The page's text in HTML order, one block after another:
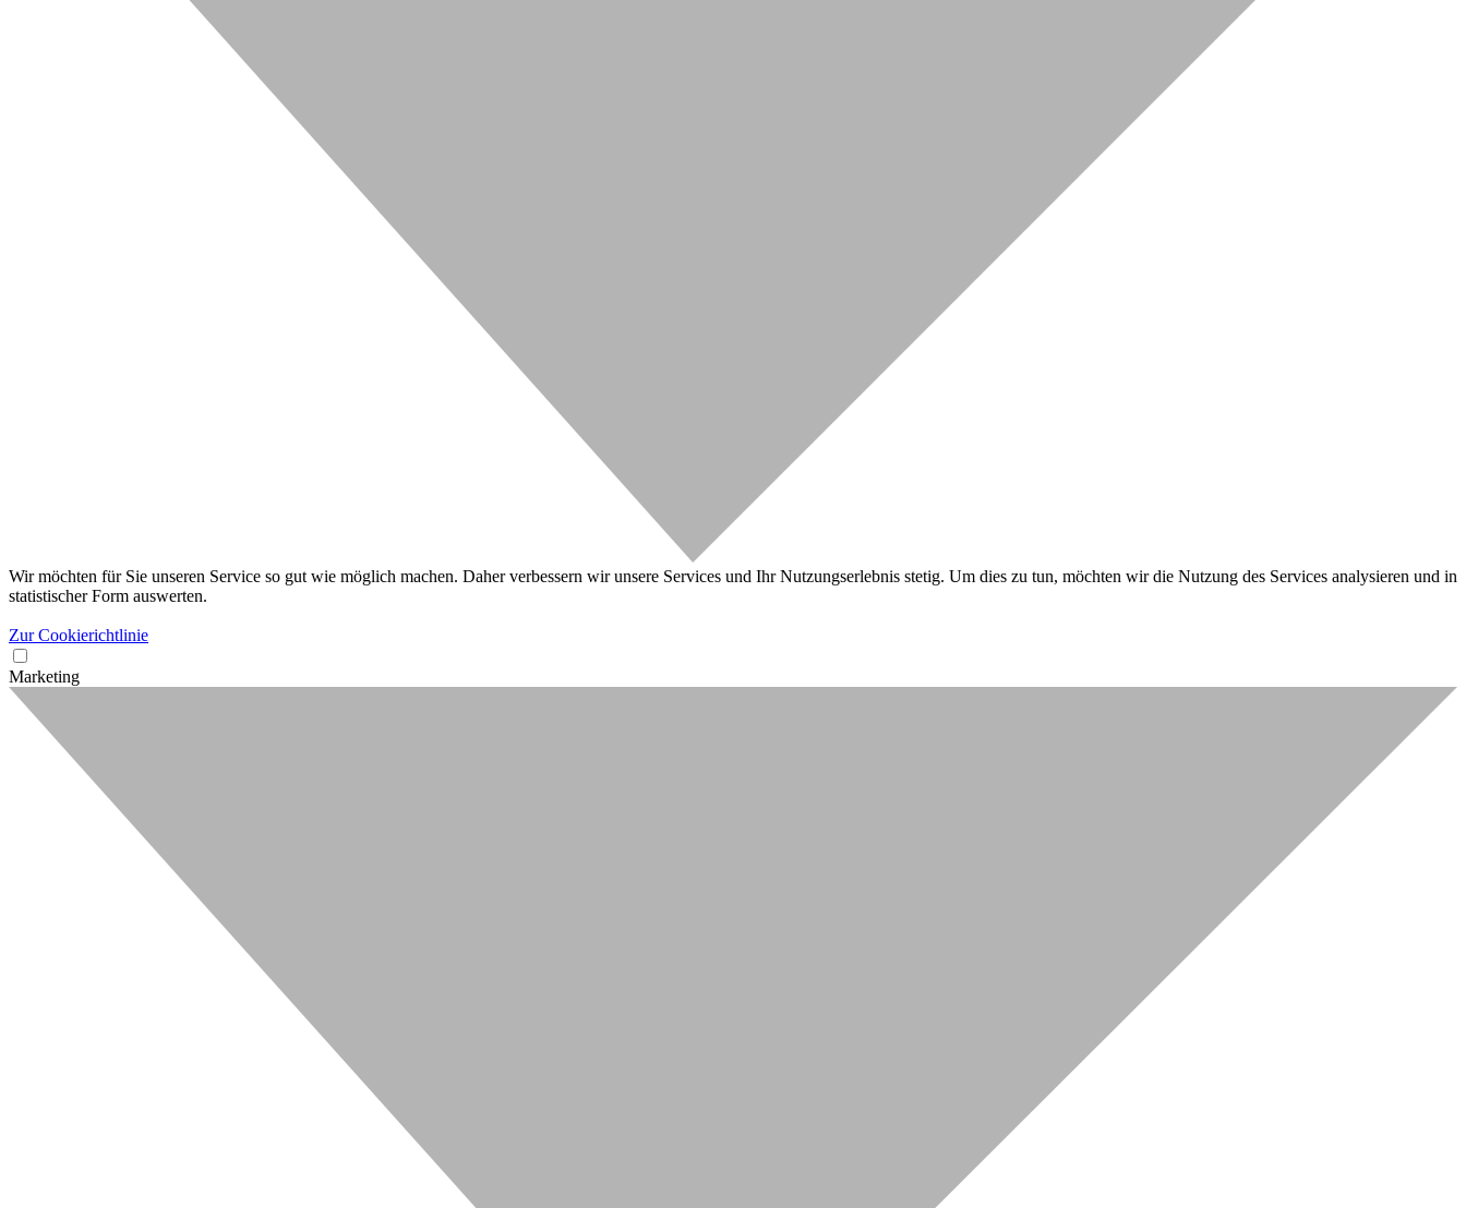
Wir möchten für Sie unseren Service so gut wie möglich machen. Daher verbessern wir unsere Services und Ihr Nutzungserlebnis stetig. Um dies zu tun, möchten wir die Nutzung des Services analysieren und in
statistischer Form auswerten.
Zur Cookierichtlinie
Marketing